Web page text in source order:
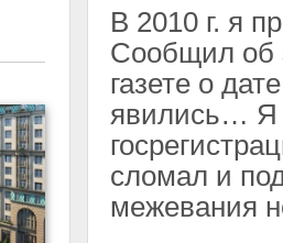
В 2010 г. я
Сообщил об
газете о
явились… Я
сломал и
межевания